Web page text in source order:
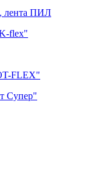
лента ПИЛ
flex"
FLEX"
Супер"